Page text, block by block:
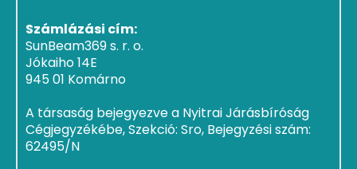
Számlázási cím:
SunBeam369 s. r. o.
Jókaiho 14E
945 01 Komárno
A társaság bejegyezve a Nyitrai Járásbíróság
Cégjegyzékébe, Szekció: Sro, Bejegyzési szám:
62495/N